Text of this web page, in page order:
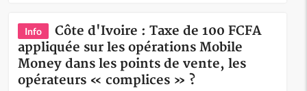
Info
Côte d'Ivoire : Taxe de 100 FCFA
appliquée sur les opérations Mobile
Money dans les points de vente, les
opérateurs « complices » ?